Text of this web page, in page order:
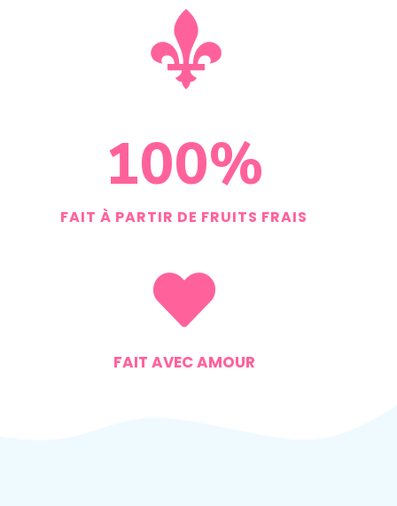
FAIT À PARTIR DE FRUITS FRAIS
100%
FAIT AVEC AMOUR